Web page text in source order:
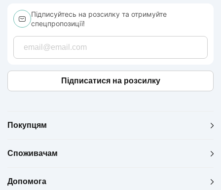
Підписуйтесь на розсилку та отримуйте
спецпропозиції!
Підписатися на розсилку
Покупцям
Споживачам
Допомога